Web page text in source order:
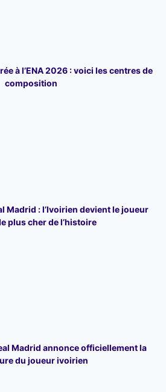
à l’ENA 2026 : voici les centres de
composition
Madrid : l’Ivoirien devient le joueur
plus cher de l’histoire
Madrid annonce officiellement la
du joueur ivoirien